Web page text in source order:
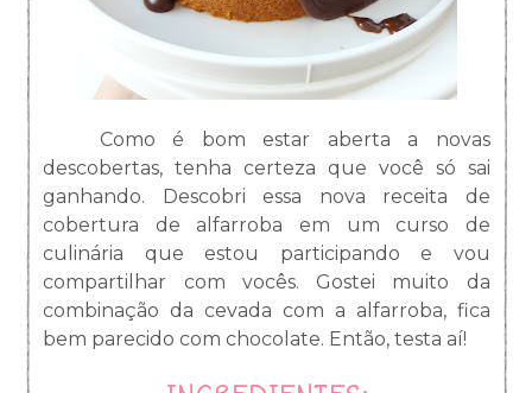
Como é bom estar aberta a novas
descobertas, tenha certeza que você só sai
ganhando. Descobri essa nova receita de
cobertura de alfarroba em um curso de
culinária que estou participando e vou
compartilhar com vocês. Gostei muito da
combinação da cevada com a alfarroba, fica
bem parecido com chocolate. Então, testa aí!